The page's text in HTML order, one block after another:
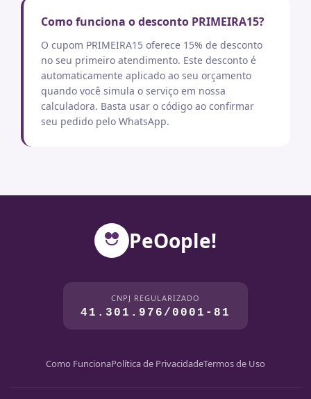
Como funciona o desconto PRIMEIRA15?
O cupom PRIMEIRA15 oferece 15% de desconto
no seu primeiro atendimento. Este desconto é
automaticamente aplicado ao seu orçamento
quando você simula o serviço em nossa
calculadora. Basta usar o código ao confirmar
seu pedido pelo WhatsApp.
PeOople!
CNPJ REGULARIZADO
41.301.976/0001-81
Como FuncionaPolítica de PrivacidadeTermos de Uso